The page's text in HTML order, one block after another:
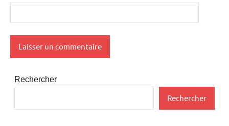
Rechercher
Rechercher